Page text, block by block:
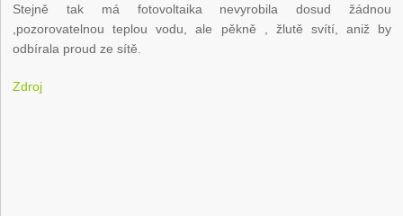
Stejně tak má fotovoltaika nevyrobila dosud žádnou
,pozorovatelnou teplou vodu, ale pěkně , žlutě svítí, aniž by
odbírala proud ze sítě.
Zdroj